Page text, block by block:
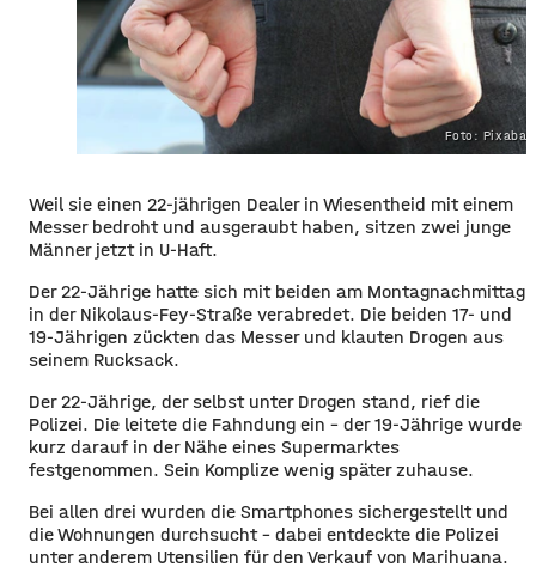
Foto:
Weil sie einen 22-jährigen Dealer in Wiesentheid mit einem
Messer bedroht und ausgeraubt haben, sitzen zwei junge
Männer jetzt in U-Haft.
Der 22-Jährige hatte sich mit beiden am Montagnachmittag
in der Nikolaus-Fey-Straße verabredet. Die beiden 17- und
19-Jährigen zückten das Messer und klauten Drogen aus
seinem Rucksack.
Der 22-Jährige, der selbst unter Drogen stand, rief die
Polizei. Die leitete die Fahndung ein – der 19-Jährige wurde
kurz darauf in der Nähe eines Supermarktes
festgenommen. Sein Komplize wenig später zuhause.
Bei allen drei wurden die Smartphones sichergestellt und
die Wohnungen durchsucht – dabei entdeckte die Polizei
unter anderem Utensilien für den Verkauf von Marihuana.